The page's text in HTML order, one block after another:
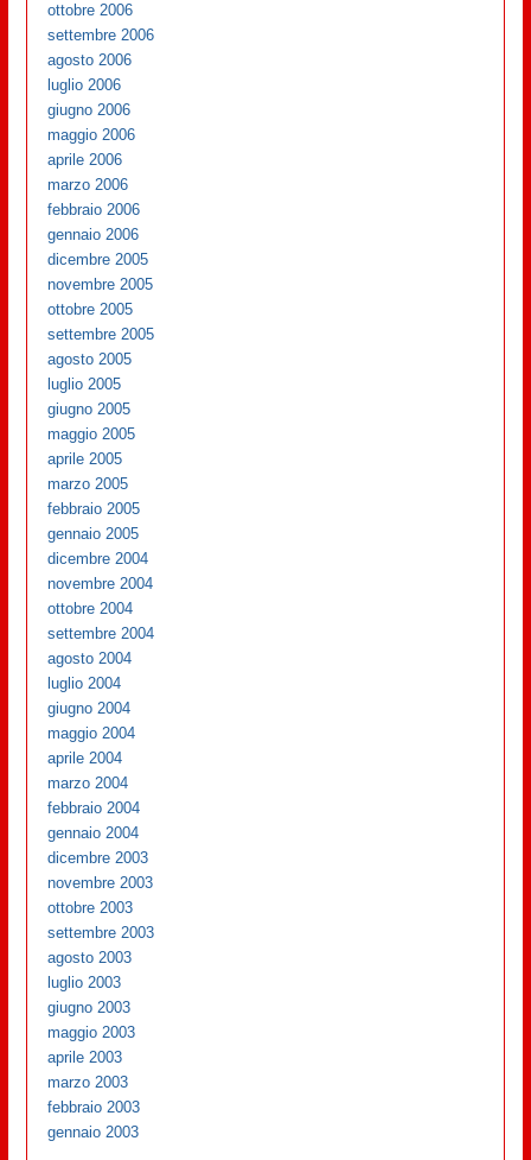
ottobre 2006
settembre 2006
agosto 2006
luglio 2006
giugno 2006
maggio 2006
aprile 2006
marzo 2006
febbraio 2006
gennaio 2006
dicembre 2005
novembre 2005
ottobre 2005
settembre 2005
agosto 2005
luglio 2005
giugno 2005
maggio 2005
aprile 2005
marzo 2005
febbraio 2005
gennaio 2005
dicembre 2004
novembre 2004
ottobre 2004
settembre 2004
agosto 2004
luglio 2004
giugno 2004
maggio 2004
aprile 2004
marzo 2004
febbraio 2004
gennaio 2004
dicembre 2003
novembre 2003
ottobre 2003
settembre 2003
agosto 2003
luglio 2003
giugno 2003
maggio 2003
aprile 2003
marzo 2003
febbraio 2003
gennaio 2003